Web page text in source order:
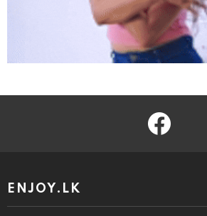
facebook
ENJOY.LK